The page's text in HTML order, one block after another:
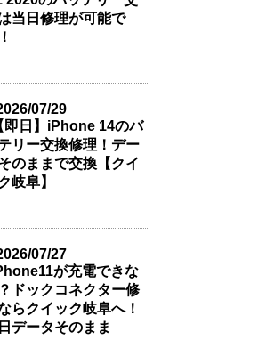
当日修理が可能で
07/29
即日】iPhone 14のバ
リー交換修理！デー
のままで交換【クイ
岐阜】
07/27
が充電できな
ドックコネクター修
らクイック岐阜へ！
データそのまま